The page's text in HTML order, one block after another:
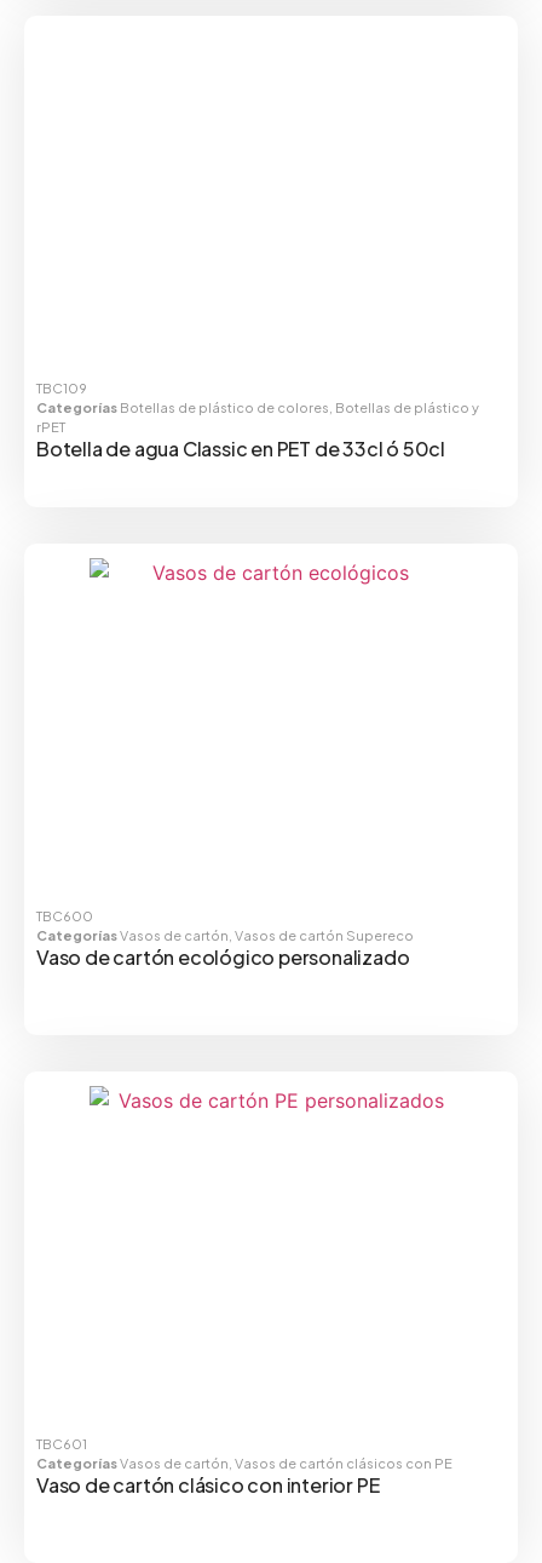
TBC109
Categorías Botellas de plástico de colores Botellas de plástico y
rPET
Botella de agua Classic en PET de 33cl ó 50cl
TBC600
CategoríasVasos de cartón Vasos de cartón Supereco
Vaso de cartón ecológico personalizado
TBC601
CategoríasVasos de cartón Vasos de cartón clásicos con PE
Vaso de cartón clásico con interior PE